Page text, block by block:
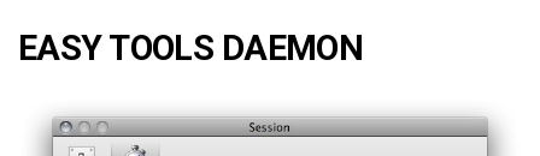
EASY TOOLS DAEMON